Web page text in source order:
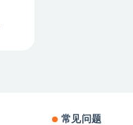
常见问题